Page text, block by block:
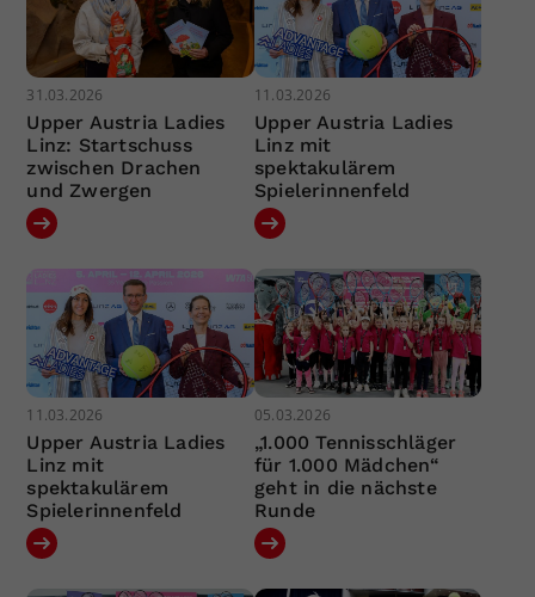
31.03.2026
Upper Austria Ladies
Linz: Startschuss
zwischen Drachen
und Zwergen
11.03.2026
Upper Austria Ladies
Linz mit
spektakulärem
Spielerinnenfeld
11.03.2026
Upper Austria Ladies
Linz mit
spektakulärem
Spielerinnenfeld
05.03.2026
„1.000 Tennisschläger
für 1.000 Mädchen“
geht in die nächste
Runde